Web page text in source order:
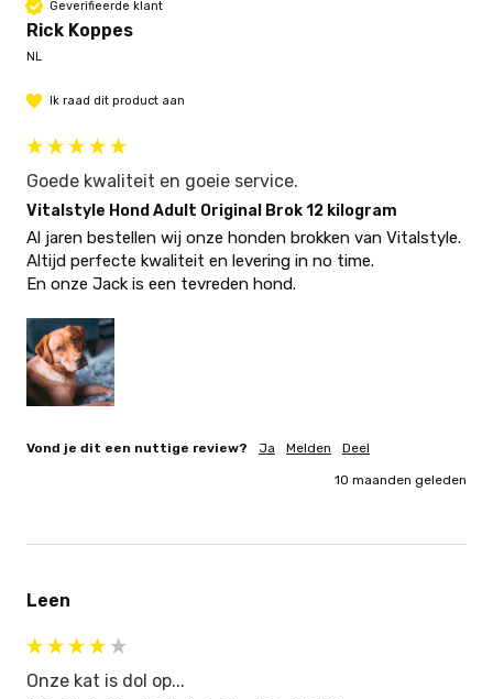
Geverifieerde klant
Rick Koppes
NL
Ik raad dit product aan
Goede kwaliteit en goeie service.
Vitalstyle Hond Adult Original Brok 12 kilogram
Al jaren bestellen wij onze honden brokken van Vitalstyle.
Altijd perfecte kwaliteit en levering in no time.
En onze Jack is een tevreden hond.
Vond je dit een nuttige review? Ja Melden Deel
10 maanden geleden
Leen
Onze kat is dol op...